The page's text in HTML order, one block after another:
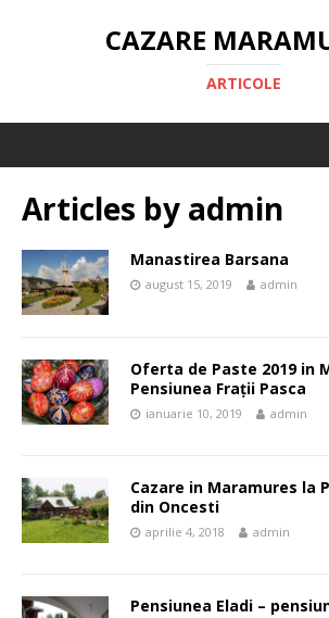
CAZARE
ARTICOLE
Articles by admin
Manastirea Barsana
august 15, 2019 admin
Oferta de Paste 2019 in
Pensiunea Frații Pasca
ianuarie 10, 2019 admin
Cazare in Maramures la
din Oncesti
aprilie 4, 2018 admin
Pensiunea Eladi –